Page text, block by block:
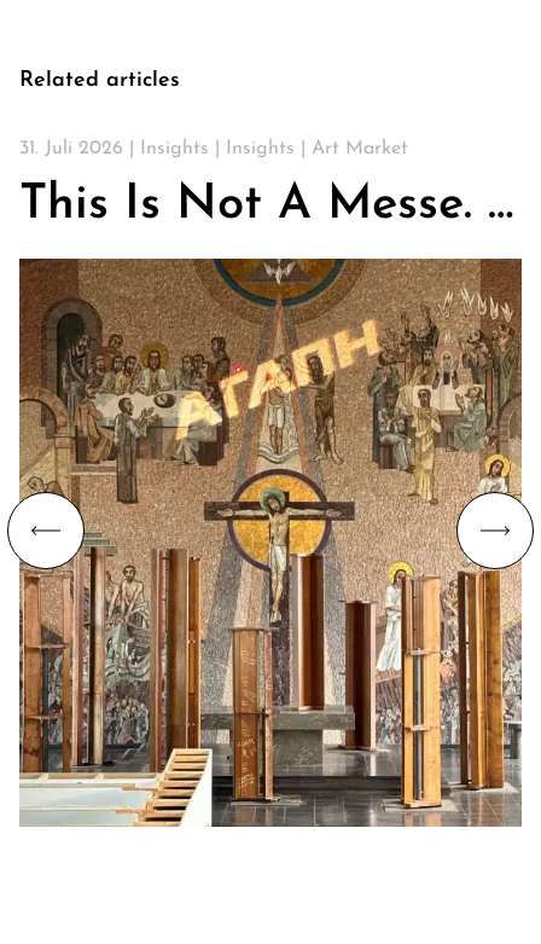
Related articles
31. Juli 2026 | Insights Insights Art Market
This Is Not A Messe. Über Kirchen, Kunst & die Suche nach Gemeinschaft